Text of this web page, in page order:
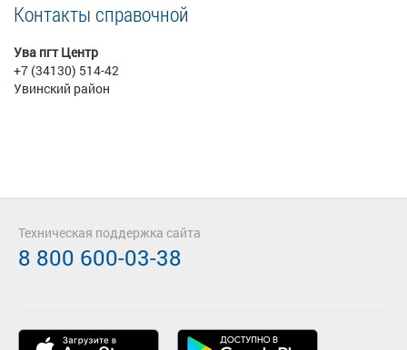
Контакты справочной
Ува пгт Центр
+7 (34130) 514-42
Увинский район
Техническая поддержка сайта
8 800 600-03-38